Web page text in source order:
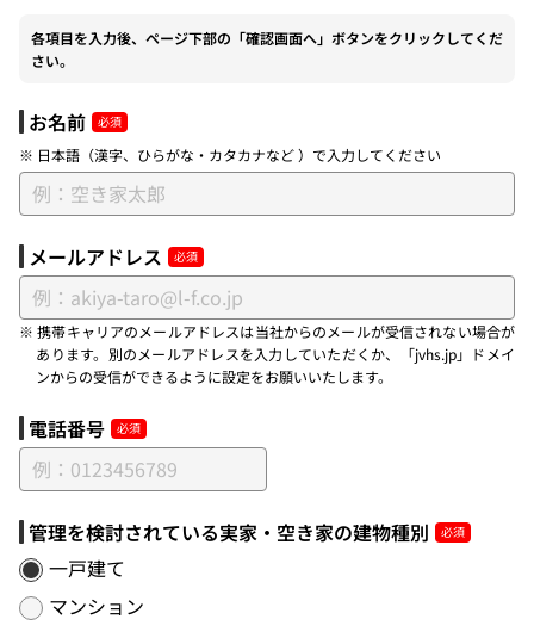
各項目を入力後、ページ下部の「確認画面へ」ボタンをクリックしてくだ
さい。
お名前
※ 日本語（漢字、ひらがな・カタカナなど ）で入力してください
メールアドレス
※ 携帯キャリアのメールアドレスは当社からのメールが受信されない場合が
あります。別のメールアドレスを入力していただくか、「jvhs.jp」ドメイ
ンからの受信ができるように設定をお願いいたします。
電話番号
管理を検討されている実家・空き家の建物種別
一戸建て
マンション